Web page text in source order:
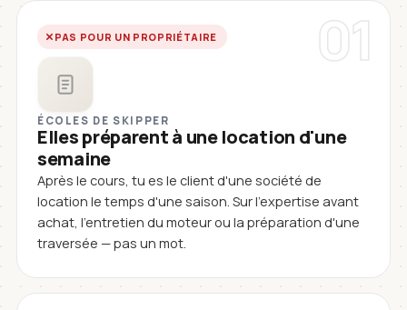
01
PAS POUR UN PROPRIÉTAIRE
ÉCOLES DE SKIPPER
Elles préparent à une location d'une
semaine
Après le cours, tu es le client d'une société de
location le temps d'une saison. Sur l'expertise avant
achat, l'entretien du moteur ou la préparation d'une
traversée — pas un mot.